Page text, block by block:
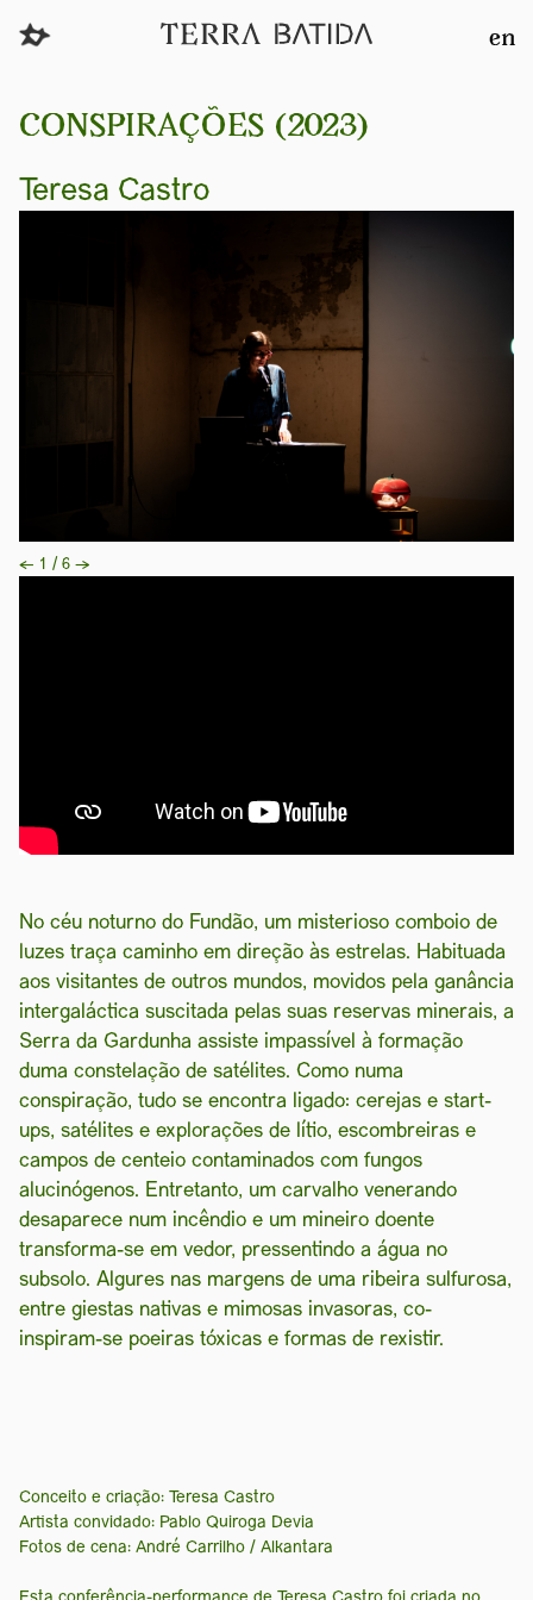
en
CONSPIRAÇÕES (2023)
Teresa Castro
← 1 / 6 →
No céu noturno do Fundão, um misterioso comboio de
luzes traça caminho em direção às estrelas. Habituada
aos visitantes de outros mundos, movidos pela ganância
intergaláctica suscitada pelas suas reservas minerais, a
Serra da Gardunha assiste impassível à formação
duma constelação de satélites. Como numa
conspiração, tudo se encontra ligado: cerejas e start-
ups, satélites e explorações de lítio, escombreiras e
campos de centeio contaminados com fungos
alucinógenos. Entretanto, um carvalho venerando
desaparece num incêndio e um mineiro doente
transforma-se em vedor, pressentindo a água no
subsolo. Algures nas margens de uma ribeira sulfurosa,
entre giestas nativas e mimosas invasoras, co-
inspiram-se poeiras tóxicas e formas de rexistir.
Conceito e criação: Teresa Castro
Artista convidado: Pablo Quiroga Devia
Fotos de cena: André Carrilho / Alkantara